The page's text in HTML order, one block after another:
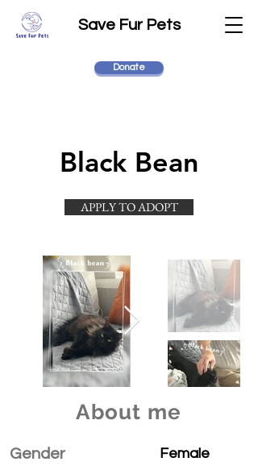
Save Fur Pets
Donate
Black Bean
APPLY TO ADOPT
About me
Gender Female